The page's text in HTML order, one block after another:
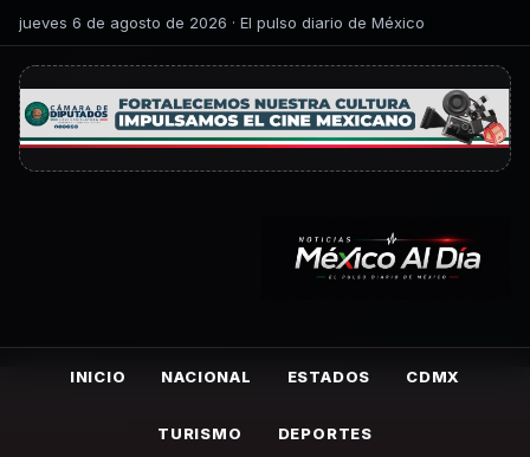
jueves 6 de agosto de 2026 · El pulso diario de México
INICIO NACIONAL ESTADOS CDMX
TURISMO DEPORTES